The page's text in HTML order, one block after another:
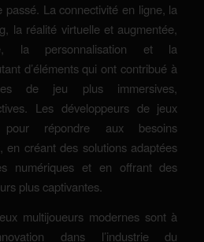
passé. La connectivité en ligne, la
la réalité virtuelle et augmentée,
la personnalisation et la
d’éléments qui ont contribué à
de jeu plus immersives,
Les développeurs de jeux
pour répondre aux besoins
en créant des solutions adaptées
numériques et en offrant des
plus captivantes.
multijoueurs modernes sont à
dans l’industrie du